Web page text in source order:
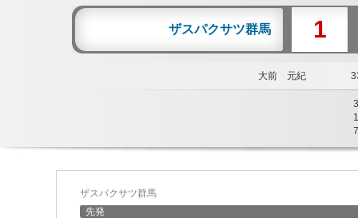
ザスパクサツ群馬 1
大前 元紀
3
1
7
ザスパクサツ群馬
先発